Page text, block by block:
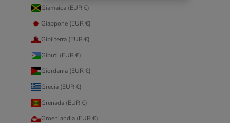
Giamaica (EUR €)
Giappone (EUR €)
Gibilterra (EUR €)
Gibuti (EUR €)
Giordania (EUR €)
Grecia (EUR €)
Grenada (EUR €)
Groenlandia (EUR €)